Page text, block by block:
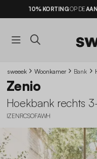
10% KORTINGOP DE
sweeek Woonkamer Bank
Zenio
Hoekbank rechts
IZENRCSOFAWH